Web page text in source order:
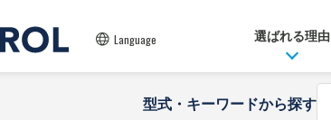
Language 選ばれる理由
型式・キーワードから探す